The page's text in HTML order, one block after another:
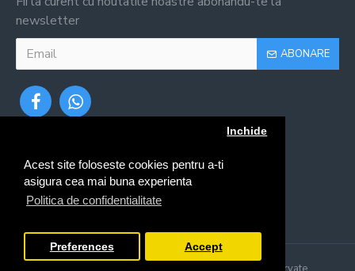
Acest site foloseste cookies pentru a-ti
asigura cea mai buna experienta
Politica de confidentialitate
Inchide
Preferences Accept
newsletter
ABONARE